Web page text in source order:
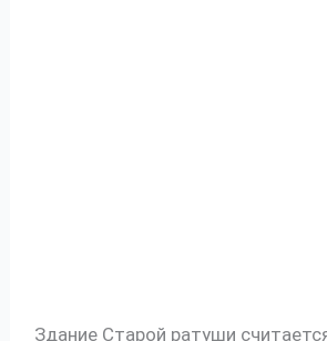
Здание Старой ратуши